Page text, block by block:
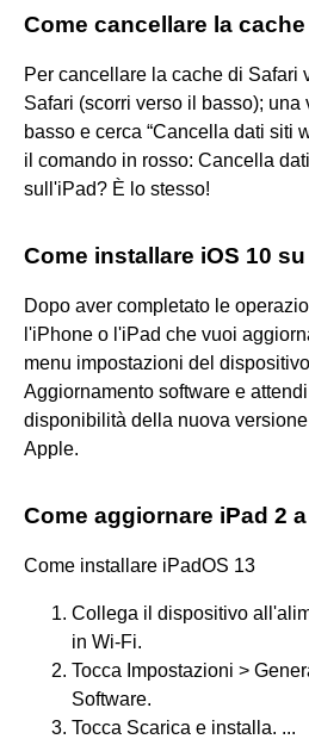
Come cancellare la
Per cancellare la cache di Safari
Safari (scorri verso il basso); una
basso e cerca “Cancella dati siti
il comando in rosso: Cancella
sull'iPad? È lo stesso!
Come installare iOS 10
Dopo aver completato le
l'iPhone o l'iPad che vuoi
menu impostazioni del
Aggiornamento software e
disponibilità della nuova
Apple.
Come aggiornare iPad 2
Come installare iPadOS 13
Collega il dispositivo
in Wi-Fi.
Tocca Impostazioni >
Software.
Tocca Scarica e installa. ...